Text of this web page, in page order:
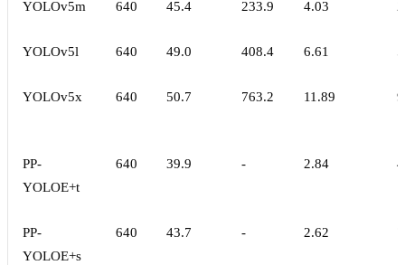
YOLOv5m 640 45.4 233.9 4.03
YOLOv5l 640 49.0 408.4 6.61
YOLOv5x 640 50.7 763.2 11.89
PP-
YOLOE+t
640 39.9 - 2.84
PP-
YOLOE+s
640 43.7 - 2.62